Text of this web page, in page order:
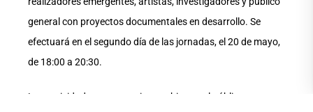
general con proyectos documentales en desarrollo. Se
efectuará en el segundo día de las jornadas, el 20 de mayo,
de 18:00 a 20:30.
Las actividades son gratuitas y abiertas al público en